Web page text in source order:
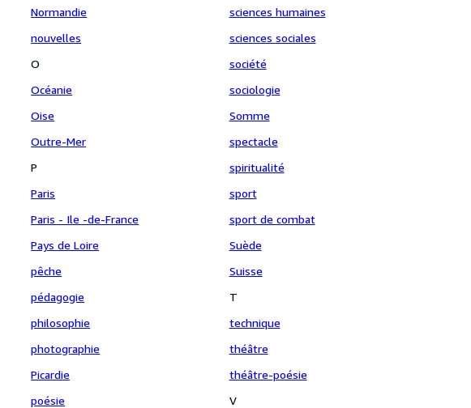
Normandie
nouvelles
O
Océanie
Oise
Outre-Mer
P
Paris
Paris - Ile -de-France
Pays de Loire
pêche
pédagogie
philosophie
photographie
Picardie
poésie
sciences humaines
sciences sociales
société
sociologie
Somme
spectacle
spiritualité
sport
sport de combat
Suède
Suisse
T
technique
théâtre
théâtre-poésie
V